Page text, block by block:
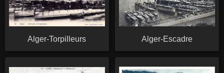
Alger-Torpilleurs Alger-Escadre